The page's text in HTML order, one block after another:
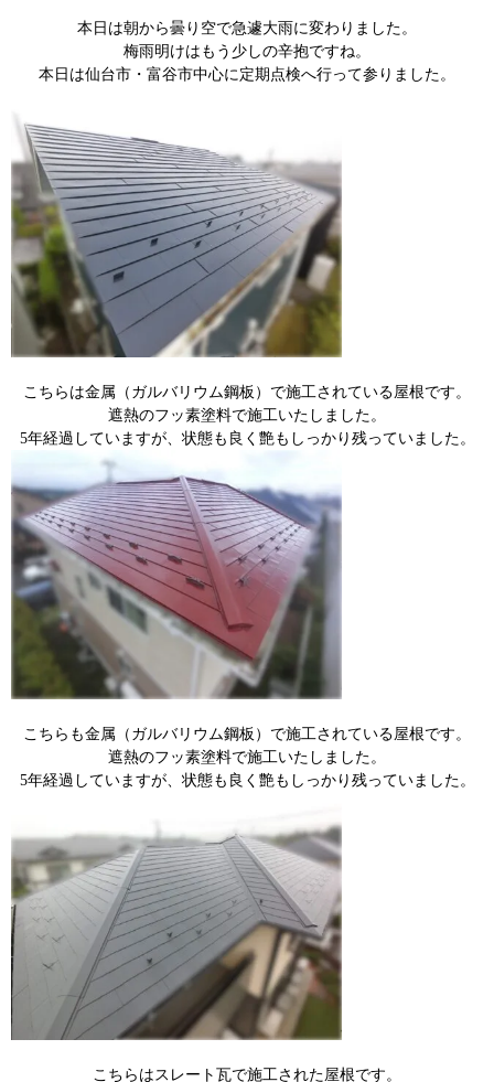
本日は朝から曇り空で急遽大雨に変わりました。
梅雨明けはもう少しの辛抱ですね。
本日は仙台市・富谷市中心に定期点検へ行って参りました。
こちらは金属 （ガルバリウム鋼板）で施工されている屋根です。
遮熱のフッ素塗料で施工いたしました。
5年経過していますが、状態も良く艶もしっかり残っていました。
こちらも金属 （ガルバリウム鋼板）で施工されている屋根です。
遮熱のフッ素塗料で施工いたしました。
5年経過していますが、状態も良く艶もしっかり残っていました。
こちらはスレート瓦で施工された屋根です。